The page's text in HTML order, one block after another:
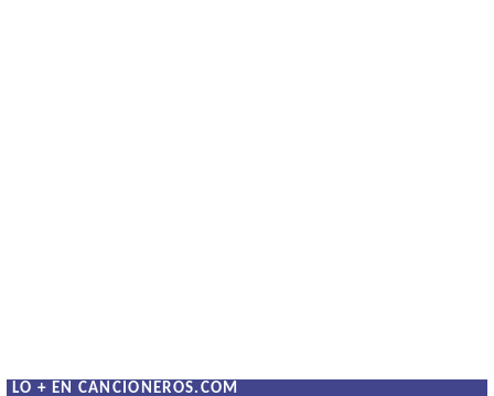
LO + EN CANCIONEROS.COM